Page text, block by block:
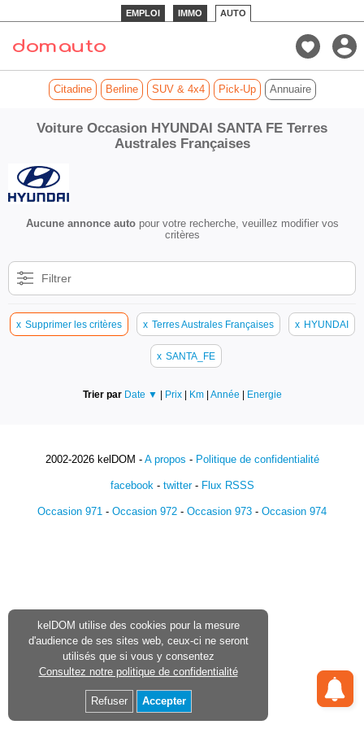
EMPLOI IMMO AUTO
Citadine Berline SUV & 4x4 Pick-Up Annuaire
Voiture Occasion HYUNDAI SANTA FE Terres
Australes Françaises
Aucune annonce autopour votre recherche, veuillez modifier vos
critères
Filtrer
x Supprimer les critères x Terres Australes Françaises x HYUNDAI
x SANTA_FE
Trier par Date ▼ | Prix | Km | Année | Energie
2002-2026 kelDOM - A propos - Politique de confidentialité
facebook- twitter- Flux RSSS
Occasion 971 - Occasion 972 - Occasion 973 - Occasion 974
kelDOM utilise des cookies pour la mesure
d'audience de ses sites web, ceux-ci ne seront
utilisés que si vous y consentez
Consultez notre politique de confidentialité
Refuser Accepter